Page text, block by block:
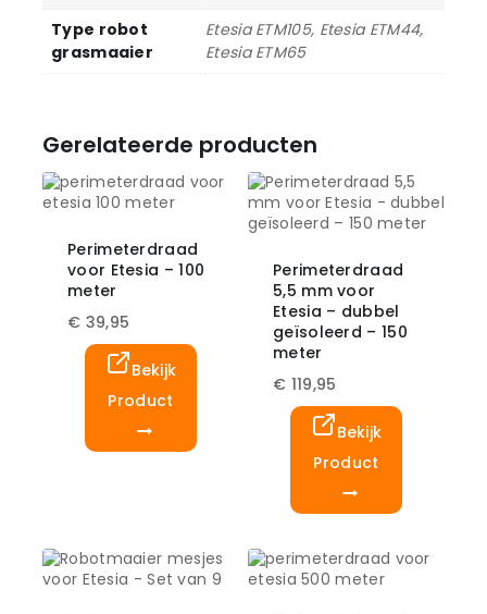
Type robot
grasmaaier
Etesia ETM105, Etesia ETM44,
Etesia ETM65
Gerelateerde producten
Perimeterdraad
voor Etesia – 100
meter
€ 39,95
Bekijk
Product
Perimeterdraad
5,5 mm voor
Etesia – dubbel
geïsoleerd – 150
meter
€ 119,95
Bekijk
Product